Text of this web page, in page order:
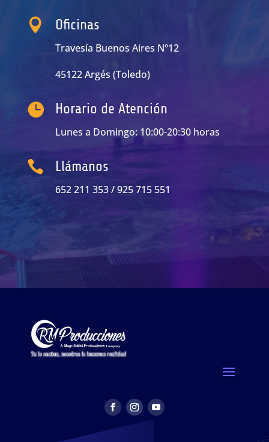
 Oficinas
Travesía Buenos Aires Nº12
45122 Argés (Toledo)
 Horario de Atención
Lunes a Domingo: 10:00-20:30 horas
 Llámanos
652 211 353 / 925 715 551